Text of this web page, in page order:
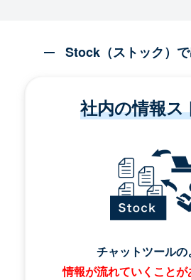
Stock（ストック）
社内の情報ス
チャットツールの
情報が流れていくことが